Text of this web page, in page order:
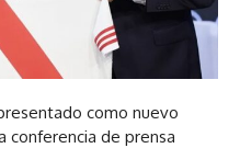
como nuevo
conferencia de prensa